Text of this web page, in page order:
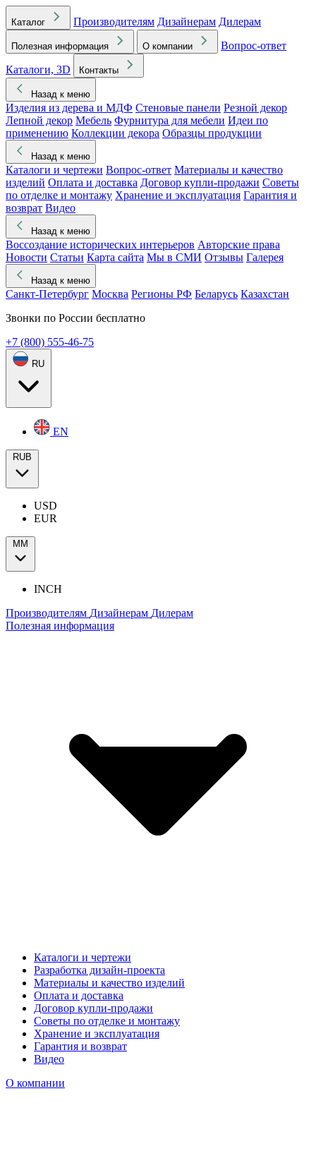
Каталог Производителям Дизайнерам Дилерам
Полезная информация О компании
Вопрос-ответ
Каталоги, 3D
Контакты
Назад к меню
Изделия из дерева и МДФ Стеновые панели Резной декор
Лепной декор Мебель Фурнитура для мебели Идеи по
применению Коллекции декора Образцы продукции
Назад к меню
Каталоги и чертежи Вопрос-ответ Материалы и качество
изделий Оплата и доставка Договор купли-продажи Советы
по отделке и монтажу Хранение и эксплуатация Гарантия и
возврат Видео
Назад к меню
Воссоздание исторических интерьеров Авторские права
Новости Статьи Карта сайта Мы в СМИ Отзывы Галерея
Назад к меню
Санкт-Петербург Москва Регионы РФ Беларусь Казахстан
Звонки по России бесплатно
+7 (800) 555-46-75
RU
EN
RUB
USD
EUR
ММ
INCH
Производителям Дизайнерам Дилерам
Полезная информация
Каталоги и чертежи
Разработка дизайн-проекта
Материалы и качество изделий
Оплата и доставка
Договор купли-продажи
Советы по отделке и монтажу
Хранение и эксплуатация
Гарантия и возврат
Видео
О компании